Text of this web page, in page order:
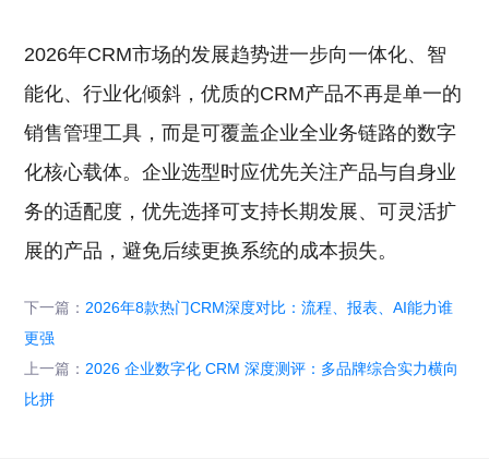
2026年CRM市场的发展趋势进一步向一体化、智
能化、行业化倾斜，优质的CRM产品不再是单一的
销售管理工具，而是可覆盖企业全业务链路的数字
化核心载体。企业选型时应优先关注产品与自身业
务的适配度，优先选择可支持长期发展、可灵活扩
展的产品，避免后续更换系统的成本损失。
下一篇： 2026年8款热门CRM深度对比：流程、报表、AI能力谁
更强
上一篇： 2026 企业数字化 CRM 深度测评：多品牌综合实力横向
比拼